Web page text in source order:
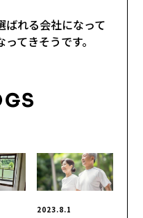
ばれる会社になって
てきそうです。
2023.8.1